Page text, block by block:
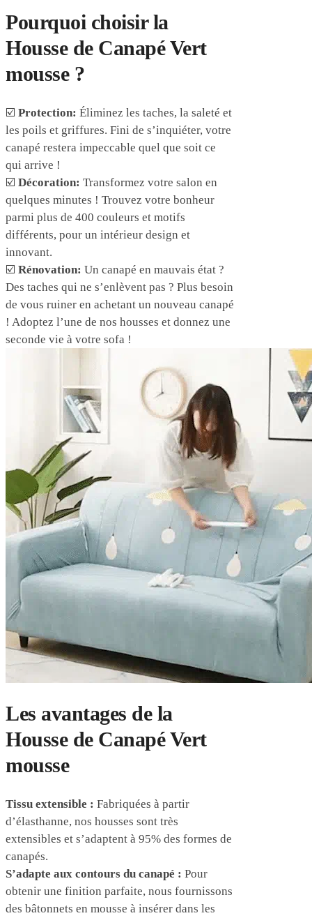
Pourquoi choisir la
Housse de Canapé Vert
mousse ?
☑️ Protection: Éliminez les taches, la saleté et
les poils et griffures. Fini de s’inquiéter, votre
canapé restera impeccable quel que soit ce
qui arrive !
☑️ Décoration: Transformez votre salon en
quelques minutes ! Trouvez votre bonheur
parmi plus de 400 couleurs et motifs
différents, pour un intérieur design et
innovant.
☑️ Rénovation: Un canapé en mauvais état ?
Des taches qui ne s’enlèvent pas ? Plus besoin
de vous ruiner en achetant un nouveau canapé
! Adoptez l’une de nos housses et donnez une
seconde vie à votre sofa !
Les avantages de la
Housse de Canapé Vert
mousse
Tissu extensible : Fabriquées à partir
d’élasthanne, nos housses sont très
extensibles et s’adaptent à 95% des formes de
canapés.
S’adapte aux contours du canapé : Pour
obtenir une finition parfaite, nous fournissons
des bâtonnets en mousse à insérer dans les